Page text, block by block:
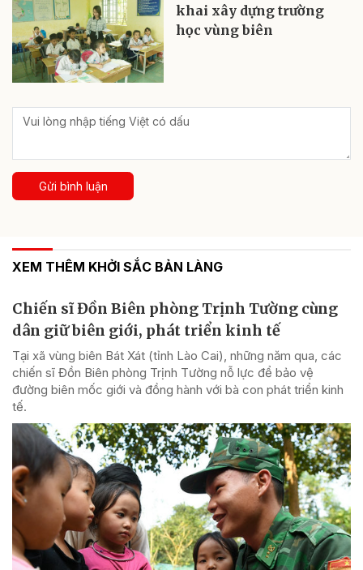
khai xây dựng trường
học vùng biên
Gửi bình luận
XEM THÊM KHỞI SẮC BẢN LÀNG
Chiến sĩ Đồn Biên phòng Trịnh Tường cùng
dân giữ biên giới, phát triển kinh tế
Tại xã vùng biên Bát Xát (tỉnh Lào Cai), những năm qua, các
chiến sĩ Đồn Biên phòng Trịnh Tường nỗ lực để bảo vệ
đường biên mốc giới và đồng hành với bà con phát triển kinh
tế.